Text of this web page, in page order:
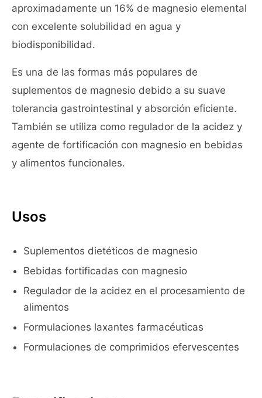
aproximadamente un 16% de magnesio elemental
con excelente solubilidad en agua y
biodisponibilidad.
Es una de las formas más populares de
suplementos de magnesio debido a su suave
tolerancia gastrointestinal y absorción eficiente.
También se utiliza como regulador de la acidez y
agente de fortificación con magnesio en bebidas
y alimentos funcionales.
Usos
Suplementos dietéticos de magnesio
Bebidas fortificadas con magnesio
Regulador de la acidez en el procesamiento de
alimentos
Formulaciones laxantes farmacéuticas
Formulaciones de comprimidos efervescentes